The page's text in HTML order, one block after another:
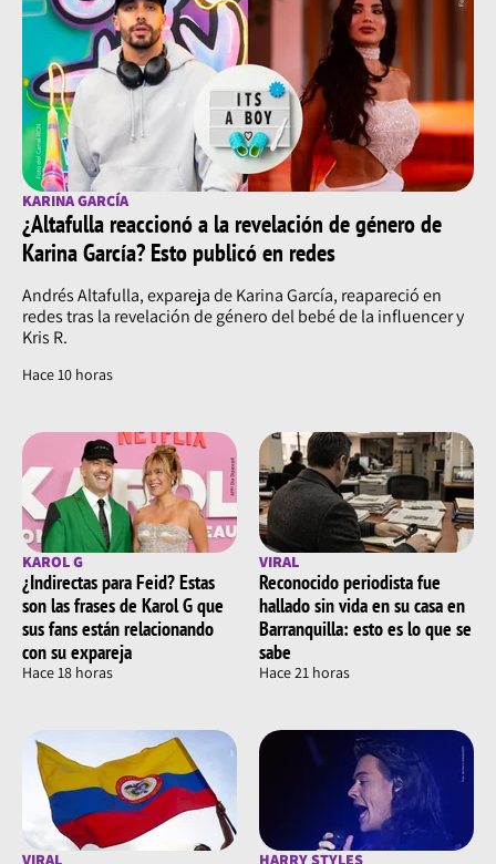
KARINA GARCÍA
¿Altafulla reaccionó a la revelación de género de
Karina García? Esto publicó en redes
Andrés Altafulla, expareja de Karina García, reapareció en
redes tras la revelación de género del bebé de la influencer y
Kris R.
Hace 10 horas
KAROL G
¿Indirectas para Feid? Estas
son las frases de Karol G que
sus fans están relacionando
con su expareja
Hace 18 horas
VIRAL
Reconocido periodista fue
hallado sin vida en su casa en
Barranquilla: esto es lo que se
sabe
Hace 21 horas
VIRAL HARRY STYLES